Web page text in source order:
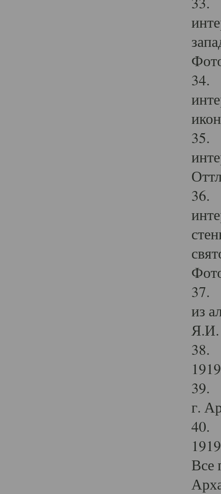
34.
35.
36.
37.
из
Я.И.
38.
39.
г.
40.
Все